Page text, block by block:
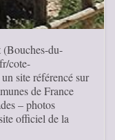
du-
cote-
site référencé sur
de France
– photos
officiel de la